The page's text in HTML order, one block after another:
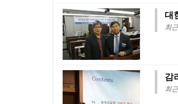
대
최
감
최